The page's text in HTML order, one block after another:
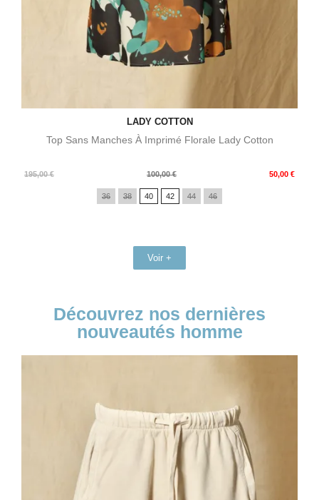
LADY COTTON
Top Sans Manches À Imprimé Florale Lady Cotton
195,00 €
Prix
100,00 € 50,00 €
Prix
36 38 40 42 44 46
Voir +
Découvrez nos dernières
nouveautés homme